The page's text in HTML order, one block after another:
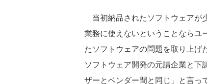
当初納品されたソフトウェアが
業務に使えないということならユ
たソフトウェアの問題を取り上げ
ソフトウェア開発の元請企業と
ザーとベンダー間と同じ」と言っ